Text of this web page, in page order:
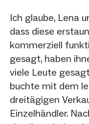
Ich glaube, Lena
dass diese
kommerziell
gesagt, haben
viele Leute
buchte mit dem
dreitägigen
Einzelhändler.